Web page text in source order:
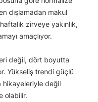
dışlamadan makul
zirveye yakınlık,
amaçlıyor.
değil, dört boyutta
Yükseliş trendi güçlü
hikayeleriyle değil
olabilir.